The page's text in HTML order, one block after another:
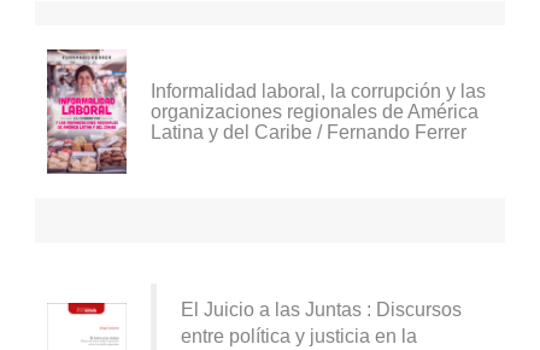
Informalidad laboral, la corrupción y las
organizaciones regionales de América
Latina y del Caribe / Fernando Ferrer
El Juicio a las Juntas : Discursos
entre política y justicia en la